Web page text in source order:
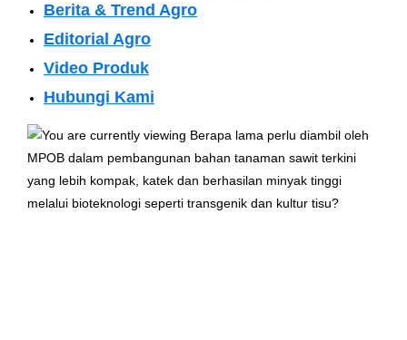
Berita & Trend Agro
Editorial Agro
Video Produk
Hubungi Kami